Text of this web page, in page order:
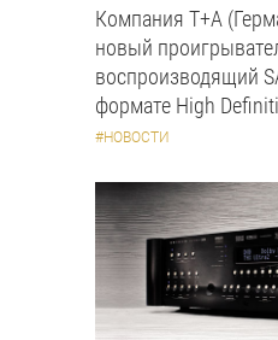
Компания Т+А
новый
воспроизводящий
формате High
#НОВОСТИ